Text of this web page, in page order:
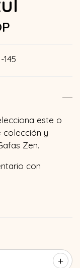
145
este o
colección y
Zen.
con
+